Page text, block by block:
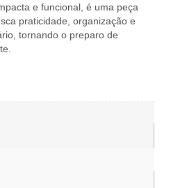
e funcional, é uma peça
praticidade, organização e
tornando o preparo de